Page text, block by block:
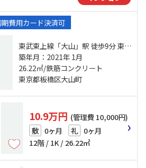
費用カード決済可
東武東上線「大山」駅 徒歩9分 東武
東上線「中板橋」駅 徒歩9分
築年月：2021年 1月
26.22㎡/鉄筋コンクリート
東京都板橋区大山町
10.9万円 (管理費 10,000円)
敷 0ヶ月 礼 0ヶ月
12階 / 1K / 26.22㎡